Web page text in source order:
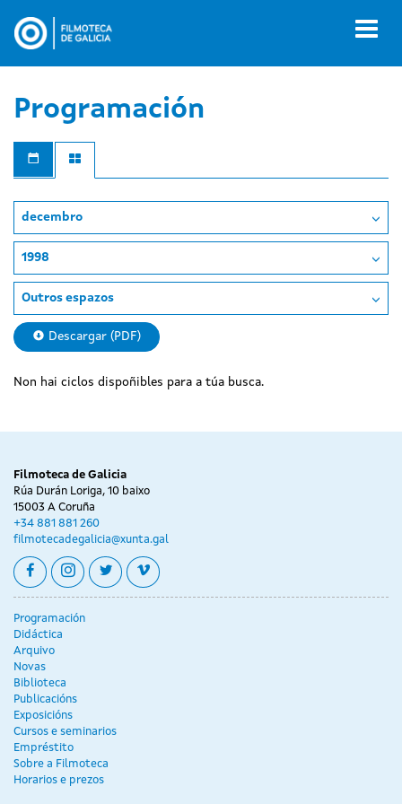
contido
Programación
decembro
1998
Outros espazos
Descargar (PDF)
Non hai ciclos dispoñibles para a túa busca.
Filmoteca de Galicia
Rúa Durán Loriga, 10 baixo
15003 A Coruña
+34 881 881 260
filmotecadegalicia@xunta.gal
facebookinstagram
twittervimeo
Programación
Didáctica
Arquivo
Novas
Biblioteca
Publicacións
Exposicións
Cursos e seminarios
Empréstito
Sobre a Filmoteca
Horarios e prezos